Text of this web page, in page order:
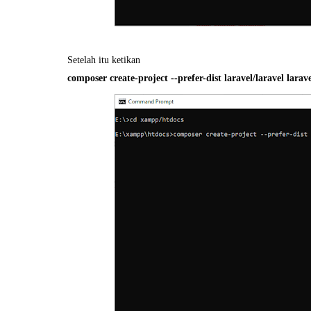
Setelah itu ketikan
composer create-project --prefer-dist laravel/laravel